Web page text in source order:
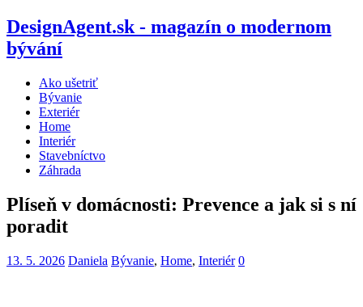
DesignAgent.sk - magazín o modernom
bývání
Ako ušetriť
Bývanie
Exteriér
Home
Interiér
Stavebníctvo
Záhrada
Plíseň v domácnosti: Prevence a jak si s ní
poradit
13. 5. 2026 Daniela Bývanie, Home, Interiér 0